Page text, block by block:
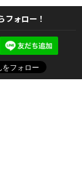
フォロー！